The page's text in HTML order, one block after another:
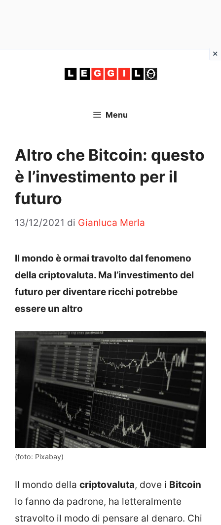
Menu
Altro che Bitcoin: questo
è l’investimento per il
futuro
13/12/2021 di Gianluca Merla
Il mondo è ormai travolto dal fenomeno
della criptovaluta. Ma l’investimento del
futuro per diventare ricchi potrebbe
essere un altro
(foto: Pixabay)
Il mondo della criptovaluta, dove i Bitcoin
lo fanno da padrone, ha letteralmente
stravolto il modo di pensare al denaro. Chi